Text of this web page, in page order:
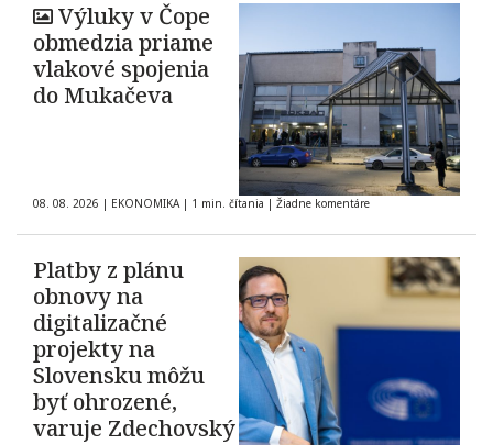
Výluky v Čope
obmedzia priame
vlakové spojenia
do Mukačeva
08. 08. 2026 | EKONOMIKA | 1 min. čítania | Žiadne komentáre
Platby z plánu
obnovy na
digitalizačné
projekty na
Slovensku môžu
byť ohrozené,
varuje Zdechovský